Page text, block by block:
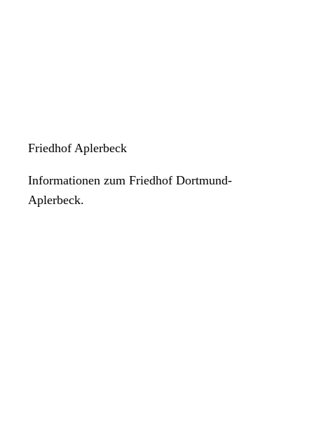
Friedhof Aplerbeck
Informationen zum Friedhof Dortmund-
Aplerbeck.